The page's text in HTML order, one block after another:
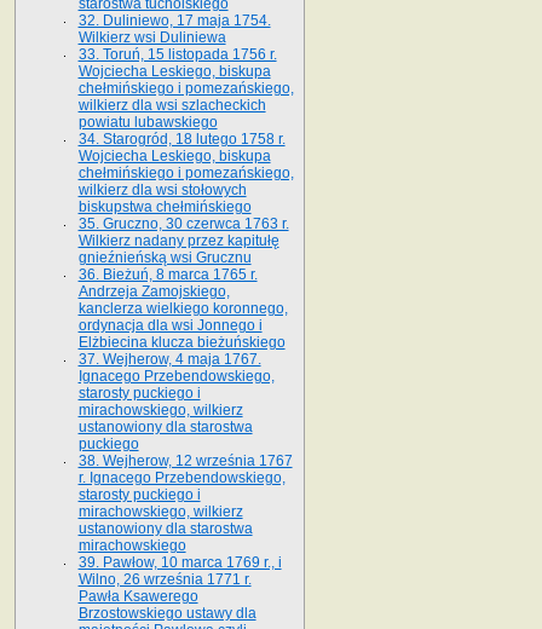
starostwa tucholskiego
32. Duliniewo, 17 maja 1754.
Wilkierz wsi Duliniewa
33. Toruń, 15 listopada 1756 r.
Wojciecha Leskiego, biskupa
chełmińskiego i pomezańskiego,
wilkierz dla wsi szlacheckich
powiatu lubawskiego
34. Starogród, 18 lutego 1758 r.
Wojciecha Leskiego, biskupa
chełmińskiego i pomezańskiego,
wilkierz dla wsi stołowych
biskupstwa chełmińskiego
35. Gruczno, 30 czerwca 1763 r.
Wilkierz nadany przez kapitułę
gnieźnieńską wsi Grucznu
36. Bieżuń, 8 marca 1765 r.
Andrzeja Zamojskiego,
kanclerza wielkiego koronnego,
ordynacja dla wsi Jonnego i
Elżbiecina klucza bieżuńskiego
37. Wejherow, 4 maja 1767.
Ignacego Przebendowskiego,
starosty puckiego i
mirachowskiego, wilkierz
ustanowiony dla starostwa
puckiego
38. Wejherow, 12 września 1767
r. Ignacego Przebendowskiego,
starosty puckiego i
mirachowskiego, wilkierz
ustanowiony dla starostwa
mirachowskiego
39. Pawłow, 10 marca 1769 r., i
Wilno, 26 września 1771 r.
Pawła Ksawerego
Brzostowskiego ustawy dla